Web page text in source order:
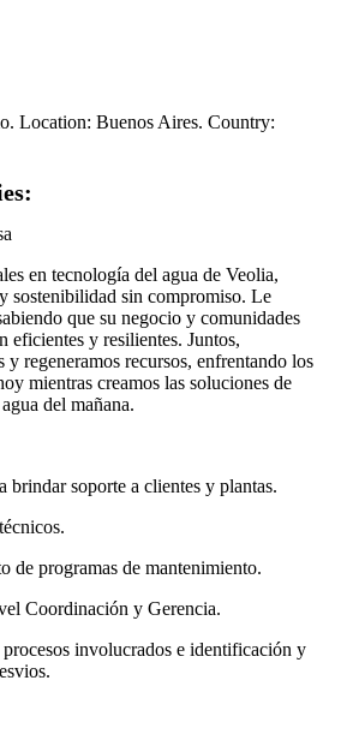
Location: Buenos Aires. Country:
en tecnología del agua de Veolia,
sostenibilidad sin compromiso. Le
que su negocio y comunidades
eficientes y resilientes. Juntos,
y regeneramos recursos, enfrentando los
mientras creamos las soluciones de
del mañana.
brindar soporte a clientes y plantas.
de programas de mantenimiento.
Coordinación y Gerencia.
involucrados e identificación y